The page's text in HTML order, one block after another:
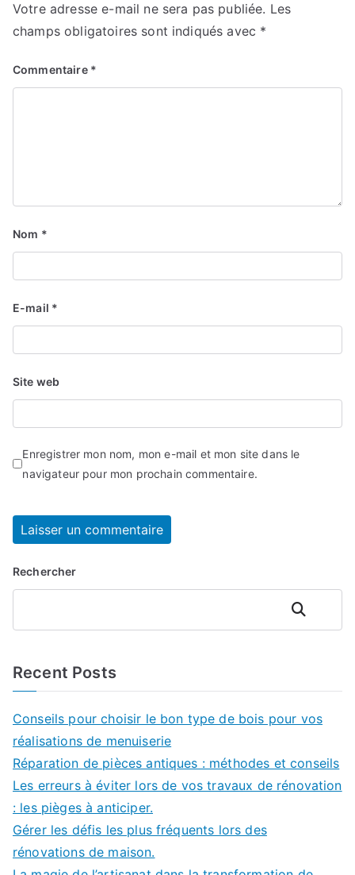
Votre adresse e-mail ne sera pas publiée. Les
champs obligatoires sont indiqués avec *
Commentaire *
Nom *
E-mail *
Site web
Enregistrer mon nom, mon e-mail et mon site dans le
navigateur pour mon prochain commentaire.
Rechercher
Rechercher
Recent Posts
Conseils pour choisir le bon type de bois pour vos
réalisations de menuiserie
Réparation de pièces antiques : méthodes et conseils
Les erreurs à éviter lors de vos travaux de rénovation
: les pièges à anticiper.
Gérer les défis les plus fréquents lors des
rénovations de maison.